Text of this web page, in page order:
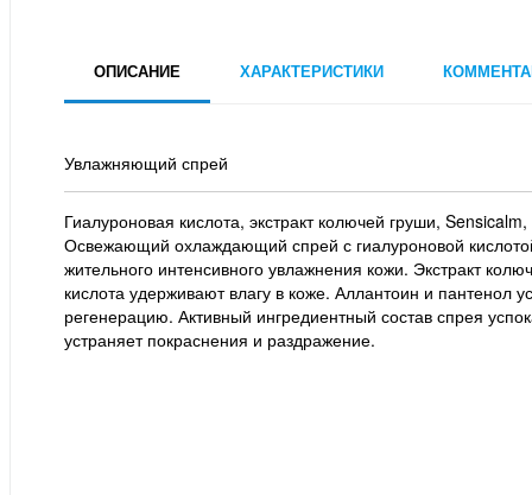
ОПИСАНИЕ ХАРАКТЕРИСТИКИ
Увлажняющий спрей
Гиалуроновая кислота, экстракт колючей груши,
Освежающий охлаждающий спрей с гиалуроновой
жительного интенсивного увлажнения кожи. Экстракт
кислота удерживают влагу в коже. Аллантоин и пантенол
регенерацию. Активный ингредиентный состав спрея
устраняет покраснения и раздражение.